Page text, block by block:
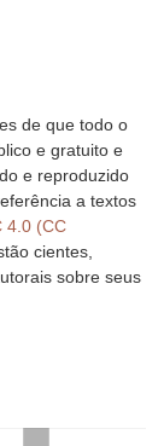
de que todo o
e gratuito e
e reproduzido
a textos
4.0 (CC
cientes,
sobre seus